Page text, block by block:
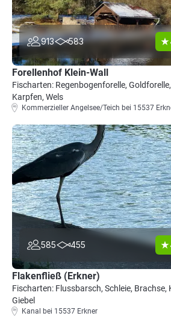
913 583
Forellenhof Klein-Wall
Fischarten: Regenbogenforelle,
Karpfen, Wels
Kommerzieller Angelsee/Teich bei 15537
585 455
Flakenfließ (Erkner)
Fischarten: Flussbarsch, Schleie, Brachse,
Giebel
Kanal bei 15537 Erkner